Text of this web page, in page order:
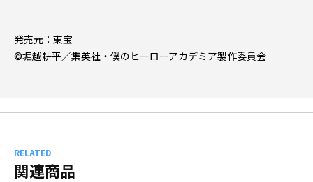
発売元：東宝
©堀越耕平／集英社・僕のヒーローアカデミア製作委員会
RELATED
関連商品